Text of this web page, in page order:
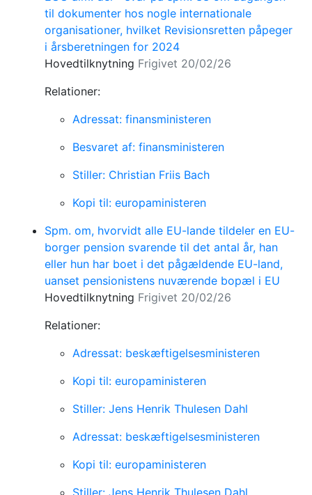
til dokumenter hos nogle internationale
organisationer, hvilket Revisionsretten påpeger
i årsberetningen for 2024
Hovedtilknytning Frigivet 20/02/26
Relationer:
Adressat: finansministeren
Besvaret af: finansministeren
Stiller: Christian Friis Bach
Kopi til: europaministeren
Spm. om, hvorvidt alle EU-lande tildeler en EU-
borger pension svarende til det antal år, han
eller hun har boet i det pågældende EU-land,
uanset pensionistens nuværende bopæl i EU
Hovedtilknytning Frigivet 20/02/26
Relationer:
Adressat: beskæftigelsesministeren
Kopi til: europaministeren
Stiller: Jens Henrik Thulesen Dahl
Adressat: beskæftigelsesministeren
Kopi til: europaministeren
Stiller: Jens Henrik Thulesen Dahl